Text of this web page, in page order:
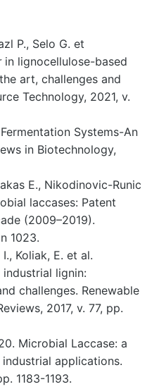
P., Selo G. et
in lignocellulose-based
art, challenges and
Technology, 2021, v.
Systems-An
in Biotechnology,
E., Nikodinovic-Runic
laccases: Patent
(2009–2019).
1023.
Koliak, E. et al.
lignin:
challenges. Renewable
2017, v. 77, pp.
Microbial Laccase: a
applications.
1183-1193.